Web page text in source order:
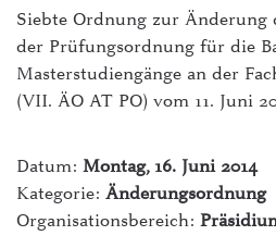
FH Exam
FH-Shop
FH-
ILIAS
intern - Die
Siebte Ordnung zur Änderung
der Prüfungsordnung für die
Masterstudiengänge an der
(VII. ÄO AT PO) vom 11. Juni
Datum: Montag, 16. Juni 2014
Kategorie: Änderungsordnung
Organisationsbereich: